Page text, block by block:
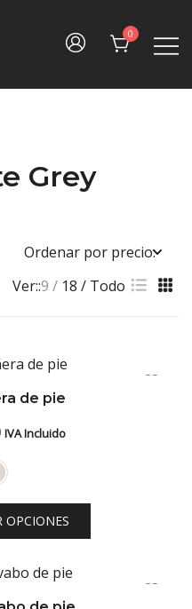
0
Grey
Ver::9 18 Todo
de pie
IVA Incluido
OPCIONES